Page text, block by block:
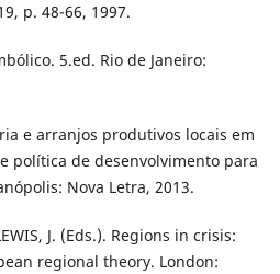
p. 48-66, 1997.
5.ed. Rio de Janeiro:
e arranjos produtivos locais em
política de desenvolvimento para
Nova Letra, 2013.
J. (Eds.). Regions in crisis:
regional theory. London: